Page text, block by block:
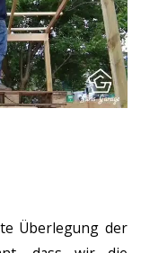
Überlegung der